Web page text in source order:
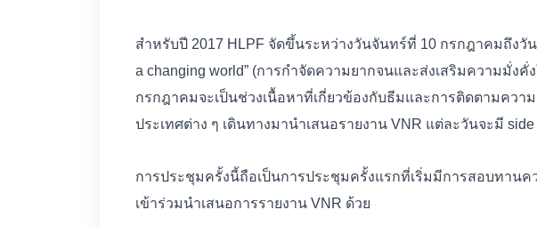
สำหรับปี 2017 HLPF จัดขึ้นระหว่างวันจันทร์ที่ 10 กรกฎาคมถึงวั
a changing world” (การกำจัดความยากจนและส่งเสริมความมั่ง
กรกฎาคมจะเป็นช่วงเนื้อหาที่เกี่ยวข้องกับธีมและการติดตามคว
ประเทศต่าง ๆ เดินทางมานำเสนอรายงาน VNR แต่ละวันจะมี
การประชุมครั้งนี้ถือเป็นการประชุมครั้งแรกที่เริ่มมีการสอบทาน
เข้าร่วมนำเสนอการรายงาน VNR ด้วย